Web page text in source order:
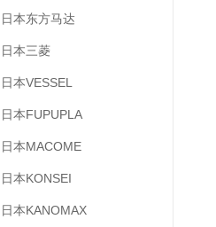
日本东方马达
日本三菱
日本VESSEL
日本FUPUPLA
日本MACOME
日本KONSEI
日本KANOMAX